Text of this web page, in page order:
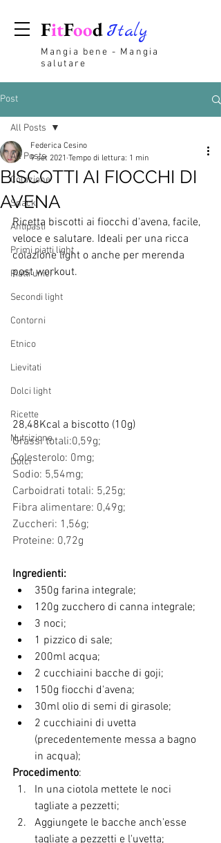
FitFoodItaly
Mangia bene - Mangia
salutare
Post
All Posts
Colazione
Snack
Antipasti
Primi piatti light
Piatti unici
Secondi light
Contorni
Etnico
Lievitati
Dolci light
Ricette
Nutrizione
Dolci
All Posts
BISCOTTI AI FIOCCHI DI
AVENA
Federica Cesino
9 set 2021 Tempo di lettura: 1 min
Ricetta biscotti ai fiocchi d'avena, facile,
veloce e salutare. Ideali per una ricca
colazione light o anche per merenda
post workout.
28,48Kcal a biscotto (10g)
Grassi totali:0,59g;
Colesterolo: 0mg;
Sodio: 5,54mg;
Carboidrati totali: 5,25g;
Fibra alimentare: 0,49g;
Zuccheri: 1,56g;
Proteine: 0,72g
Ingredienti:
350g farina integrale;
120g zucchero di canna integrale;
3 noci;
1 pizzico di sale;
200ml acqua;
2 cucchiaini bacche di goji;
150g fiocchi d'avena;
30ml olio di semi di girasole;
2 cucchiaini di uvetta
(precedentemente messa a bagno
in acqua);
Procedimento:
In una ciotola mettete le noci
tagliate a pezzetti;
Aggiungete le bacche anch'esse
tagliate a pezzetti e l'uvetta;